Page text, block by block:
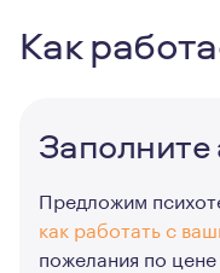
Как
Заполните
Предложим
как работать с
пожелания по